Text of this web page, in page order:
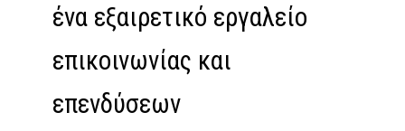
ένα εξαιρετικό εργαλείο
επικοινωνίας και
επενδύσεων